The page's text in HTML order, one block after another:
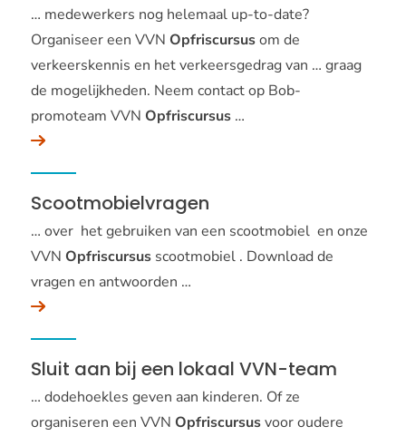
… medewerkers nog helemaal up-to-date?
Organiseer een VVN Opfriscursusom de
verkeerskennis en het verkeersgedrag van … graag
de mogelijkheden. Neem contact op Bob-
promoteam VVN Opfriscursus…
Scootmobielvragen
… over het gebruiken van een scootmobiel en onze
VVN Opfriscursusscootmobiel . Download de
vragen en antwoorden …
Sluit aan bij een lokaal VVN-team
… dodehoekles geven aan kinderen. Of ze
organiseren een VVN Opfriscursusvoor oudere